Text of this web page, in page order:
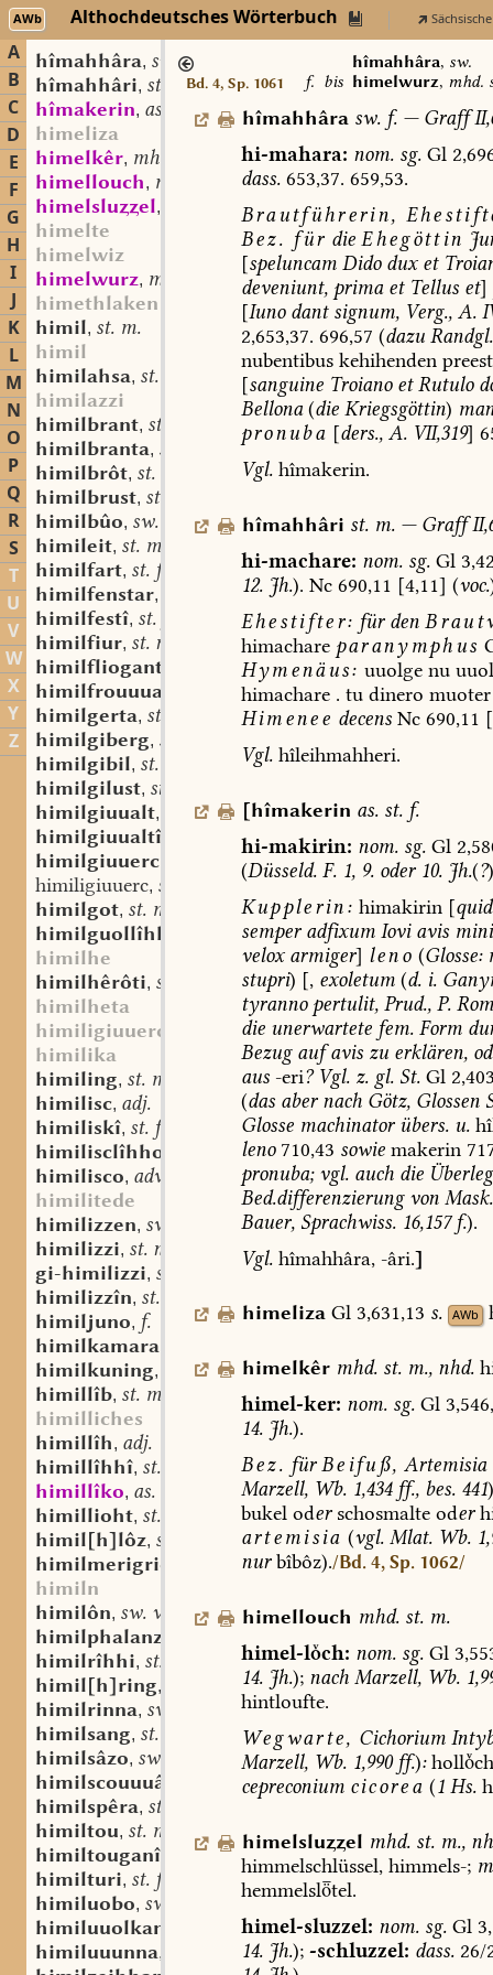
AWb Althochdeutsches Wörterbuch
A
B
C
D
E
F
G
H
I
J
K
L
M
N
O
P
Q
R
S
T
U
V
W
X
Y
Z
hîmahhâra, sw. f.
hîmahhâri, st. m.
hîmakerin, as. st. f.
himeliza
himelkêr, mhd. st. m.
himellouch, mhd. st. m.
himelsluel,
mhd. st. m.
himelte
himelwiz
himelwurz, mhd. st. f.
himethlaken
himil, st. m.
himil
himilahsa, st. f.
himilazzi
himilbrant, st. m.
himilbranta, st. sw. f.
himilbrôt, st. n.
himilbrust, st. m. f.
himilbûo, sw. m.
himileit, st. m.
himilfart, st. f.
himilfenstar,
himilfestî, st. f.
himilfiur, st. n.
himilflioganti
part. prs.
himilfrouuua
himilgerta, st. f.
himilgiberg, st. n.
himilgibil, st. m.
himilgilust, st. f.
himilgiuualt,
st. f.
himilgiuualtîg
himilgiuuerc
himiligiuuerc, st. n.
himilgot, st. m.
himilguollîhhî
himilhe
himilhêrôti, st. n.
himilheta
himiligiuuerc
himilika
himiling, st. m.
himilisc, adj.
himiliskî, st. f.
himilisclîhho
himilisco, adv.
himilitede
himilizzen, sw. v.
himilizzi, st. n.
gi-himilizzi, st. n.
himilizzîn, st. n.
himiljuno, f.
himilkamara
himilkuning,
st. m.
himillîb, st. m.
himilliches
himillîh, adj.
himillîhhî, st. f.
himillîko, as. adv.
himillioht, st. n.
himil[h]lôz, st. n.
himilmerigriozo
sw. m.
himiln
himilôn, sw. v.
himilphalanza
himilrîhhi, st. n.
himil[h]ring,
himilrinna, sw. f.
himilsang, st. n.
himilsâzo, sw. m.
himilscouuuâri
himilspêra, st. f.
himiltou, st. m. n.
himiltouganî
st. f.
himilturi, st. f.
himiluobo, sw. m.
himiluuolkan
himiluuunna,
Bd. 4, Sp. 1061
hîmahhâra, sw.
f. bis himelwurz, mhd.
hîmahhâra sw. f. —Graff
hi-mahara: nom.sg.Gl
dass. 653,37. 659,53.
Brautführerin,
Bez. für die Ehegöttin
[speluncamDidoduxet
deveniunt,primaetTelluset]
[Iunodantsignum,Verg.,A.
2,653,37. 696,57 (dazu
nubentibuskehihenden
[sanguineTroianoetRutulo
Bellona(dieKriegsgöttin)
pronuba [ders., A. VII,319]
Vgl.hîmakerin.
hîmahhâri st. m. —Graff
hi-machare: nom.sg.Gl
12.Jh.). Nc690,11 [4,11] (voc.
Ehestifter: fürden
himachare paranymphus
Hymenäus: uuolgenu
himachare. tudinero muoter
Himenee decens Nc 690,11
Vgl.hîleihmahheri.
[hîmakerin as. st. f.
hi-makirin: nom.sg.Gl
(Düsseld.F.1,9.oder10.Jh.(?
Kupplerin: himakirin [quid
semper adfixumIoviavis
veloxarmiger] leno (Glosse:
stupri) [, exoletum(d.i.
tyrannopertulit,Prud.,P.
die unerwartetefem.Form
Bezugaufaviszu erklären,
aus-eri?Vgl.z.gl.St.Gl
(dasabernachGötz,Glossen
Glossemachinatorübers.u.
leno710,43 sowiemakerin
pronuba;vgl.auchdie
Bed.differenzierungvonMask.
Bauer,Sprachwiss.16,157f.).
Vgl.hîmahhâra,-âri.]
himeliza Gl 3,631,13 s. AWb
himelkêr mhd. st. m., nhd.
himel-ker: nom.sg.Gl
14.Jh.).
Bez. für Beifuß, Artemisia
Marzell, Wb.1,434ff.,bes.441)
bukeloder schosmalteoder
artemisia (vgl.Mlat. Wb.
nurbîbôz)./Bd. 4, Sp. 1062/
himellouch mhd. st. m.
himel-lch: nom.sg.Gl
14.Jh.); nachMarzell,Wb.
hintloufte.
Wegwarte, Cichorium
Marzell,Wb. 1,990ff.):hollch
cepreconium cicorea (1 Hs.
himelsluel mhd. st. m.,
himmelschlüssel, himmels-;
hemmelsltel.
himel-sluzzel: nom.sg.Gl
14.Jh.); -schluzzel: dass.26/